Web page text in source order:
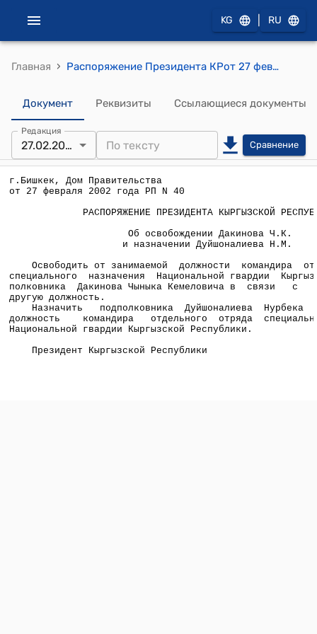
KG RU
Главная › Распоряжение Президента КРот 27 февраля 2002 года РП N 40 "Об освобождении Дакинова Ч.К. и назначении Дуйшоналиева Н.М."
Документ Реквизиты Ссылающиеся документы
Редакция
27.02.2002 Сравнение